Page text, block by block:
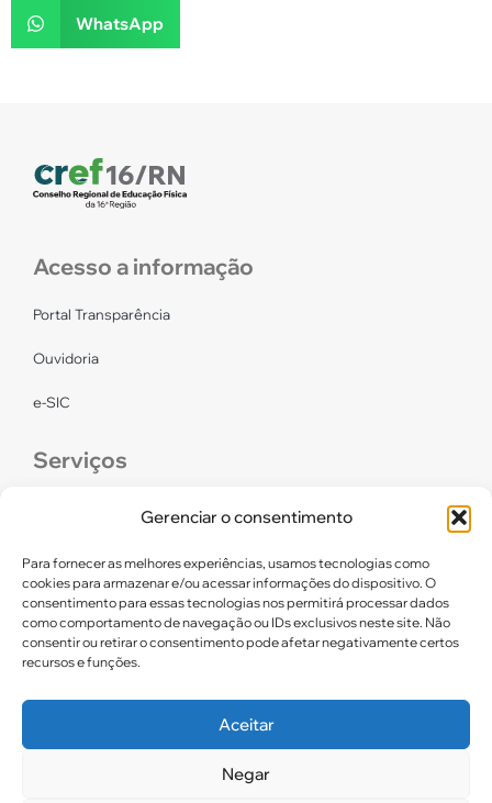
Gerenciar o consentimento
Para fornecer as melhores experiências, usamos tecnologias como
cookies para armazenar e/ou acessar informações do dispositivo. O
consentimento para essas tecnologias nos permitirá processar dados
como comportamento de navegação ou IDs exclusivos neste site. Não
consentir ou retirar o consentimento pode afetar negativamente certos
recursos e funções.
Aceitar
Negar
WhatsApp
Acesso a informação
Portal Transparência
Ouvidoria
e-SIC
Serviços
Links úteis
Certidão de Quitação Eleitoral
Parceiros CREF16